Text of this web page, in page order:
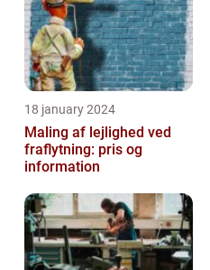
18 january 2024
Maling af lejlighed ved
fraflytning: pris og
information